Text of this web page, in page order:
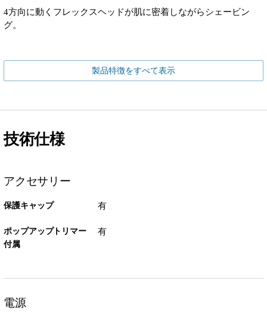
4方向に動くフレックスヘッドが肌に密着しながらシェービン
グ。
製品特徴をすべて表示
技術仕様
アクセサリー
保護キャップ 有
ポップアップトリマー
付属
有
電源